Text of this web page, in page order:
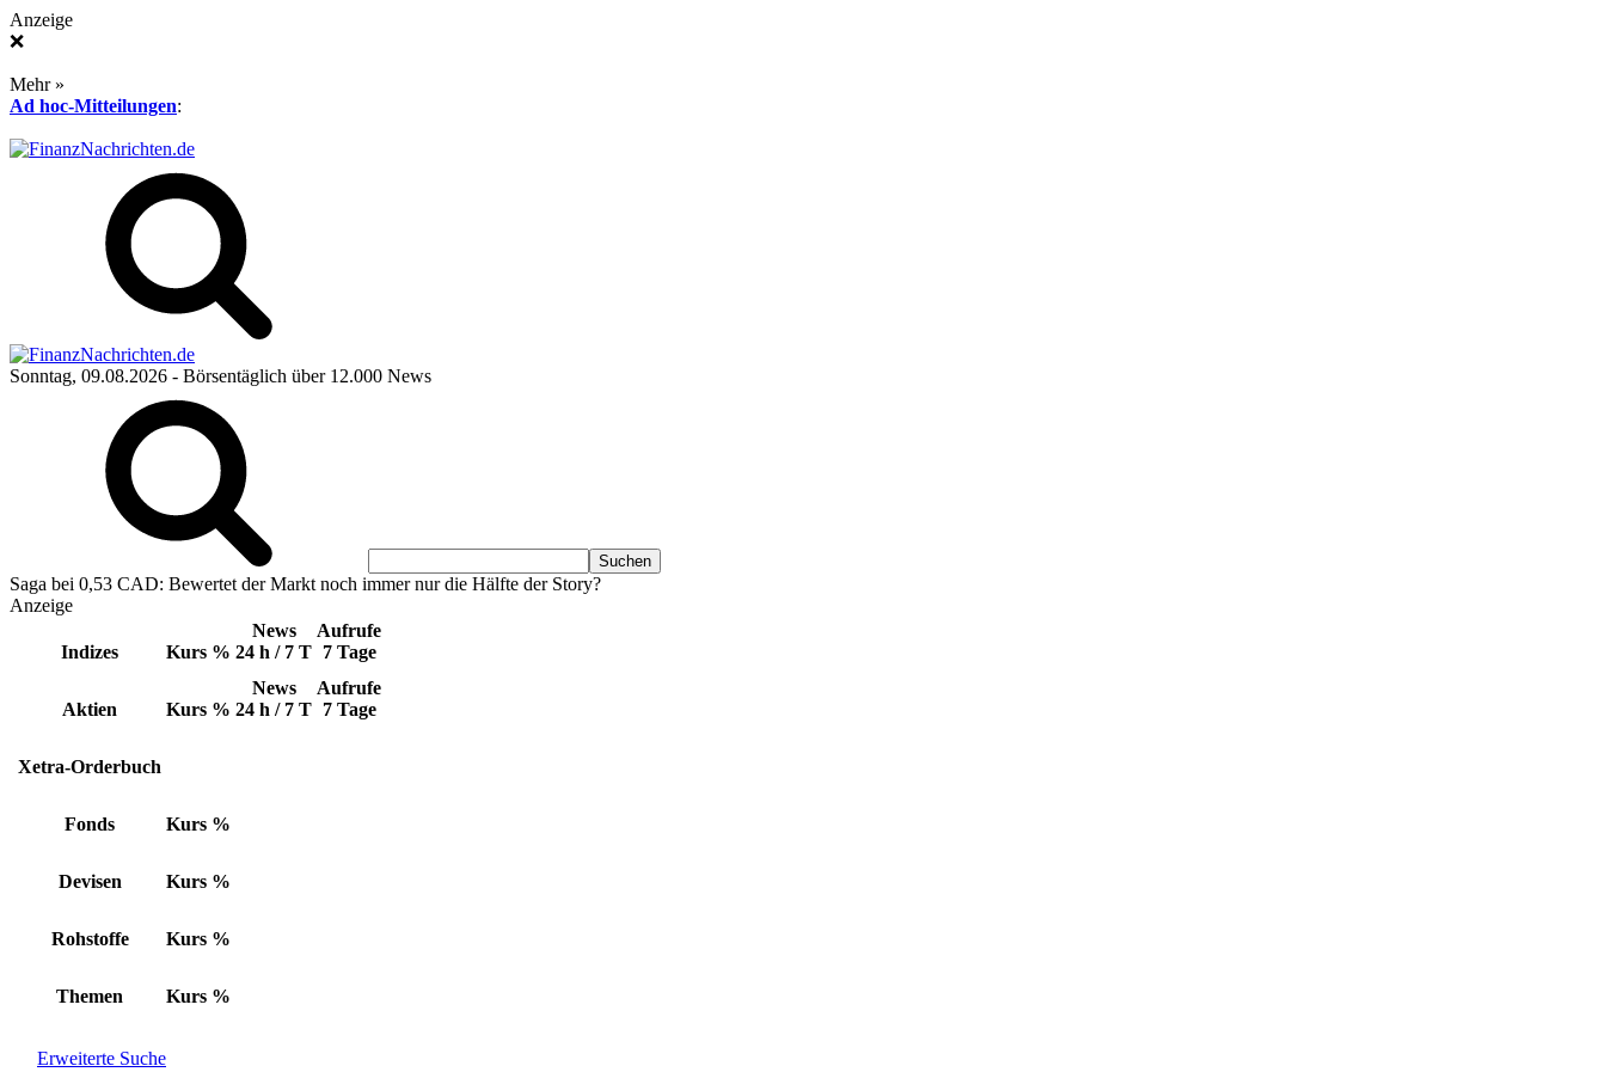
Anzeige
❌
Mehr »
Ad hoc-Mitteilungen:
Sonntag, 09.08.2026 - Börsentäglich über 12.000 News
Saga bei 0,53 CAD: Bewertet der Markt noch immer nur die Hälfte der Story?
Anzeige
Indizes Kurs %
News
24 h / 7 T
Aufrufe
7 Tage
Aktien Kurs %
News
24 h / 7 T
Aufrufe
7 Tage
Xetra-Orderbuch
Fonds Kurs %
Devisen Kurs %
Rohstoffe Kurs %
Themen Kurs %
Erweiterte Suche